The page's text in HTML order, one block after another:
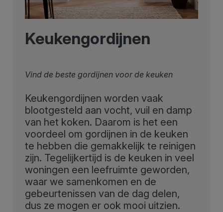
Keukengordijnen
Vind de beste gordijnen voor de keuken
Keukengordijnen worden vaak
blootgesteld aan vocht, vuil en damp
van het koken. Daarom is het een
voordeel om gordijnen in de keuken
te hebben die gemakkelijk te reinigen
zijn. Tegelijkertijd is de keuken in veel
woningen een leefruimte geworden,
waar we samenkomen en de
gebeurtenissen van de dag delen,
dus ze mogen er ook mooi uitzien.